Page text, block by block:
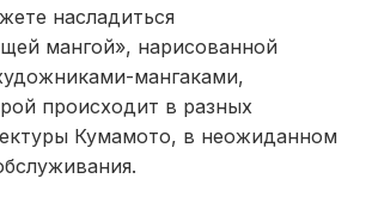
насладиться
мангой», нарисованной
мангаками,
происходит в разных
Кумамото, в неожиданном